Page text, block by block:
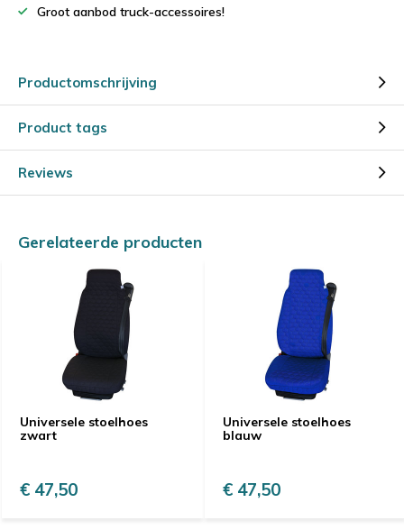
Groot aanbod truck-accessoires!
Productomschrijving
Product tags
Reviews
Gerelateerde producten
Universele stoelhoes
zwart
€ 47,50
Universele stoelhoes
blauw
€ 47,50